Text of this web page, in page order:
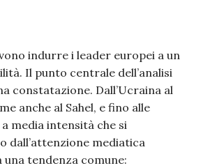
indurre i leader europei a un
Il punto centrale dell’analisi
constatazione. Dall’Ucraina al
anche al Sahel, e fino alle
media intensità che si
dall’attenzione mediatica
una tendenza comune: